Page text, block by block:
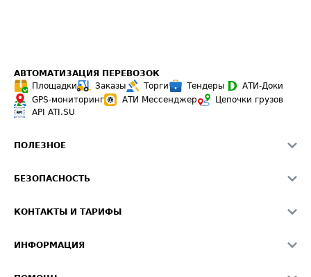
АВТОМАТИЗАЦИЯ ПЕРЕВОЗОК
Площадки
Заказы Торги Тендеры
АТИ-Доки
GPS-мониторинг
АТИ Мессенджер
Цепочки грузов
API ATI.SU
ПОЛЕЗНОЕ
Звезды ATI.SU на вашем сайте
Средние ставки
БЕЗОПАСНОСТЬ
Светофор+
КОНТАКТЫ И ТАРИФЫ
Реклама на сайте
ИНФОРМАЦИЯ